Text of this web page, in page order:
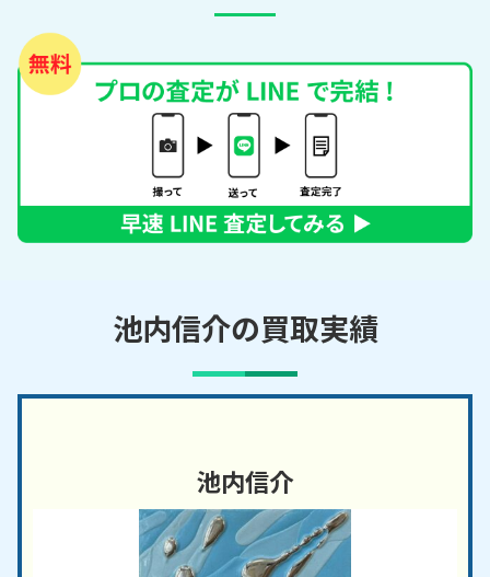
池内信介の買取実績
池内信介